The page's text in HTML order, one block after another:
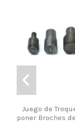
Juego de
poner Broches